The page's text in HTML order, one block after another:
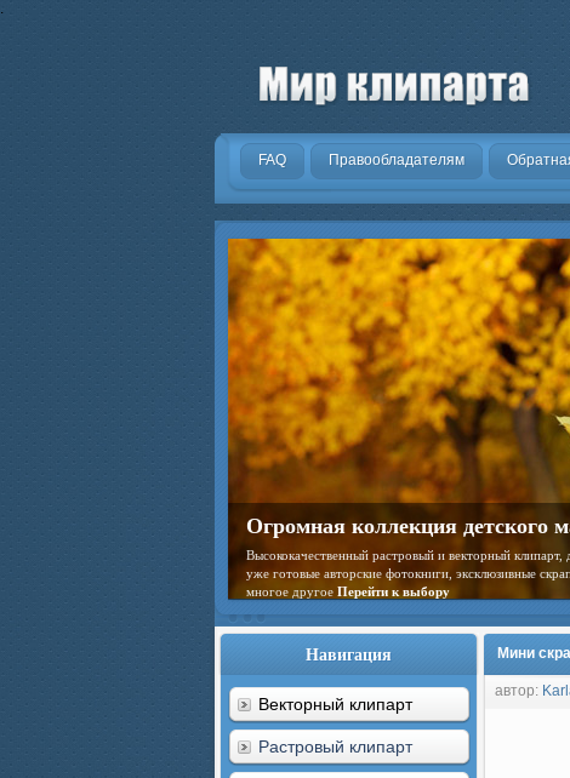
.
FAQ Правообладателям
Огромная коллекция детского
Высококачественный растровый и векторный
уже готовые авторские фотокниги, эксклюзивные
многое другое Перейти к выбору
Навигация
Векторный клипарт
Растровый клипарт
Мини
автор: